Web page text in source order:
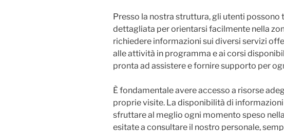
Presso la nostra struttura, gli utenti possono
dettagliata per orientarsi facilmente nella
richiedere informazioni sui diversi servizi
alle attività in programma e ai corsi
pronta ad assistere e fornire supporto per
È fondamentale avere accesso a risorse
proprie visite. La disponibilità di
sfruttare al meglio ogni momento speso
esitate a consultare il nostro personale,